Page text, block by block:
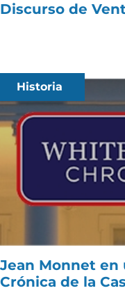
Discurso de
Historia
Jean Monnet en
Crónica de la